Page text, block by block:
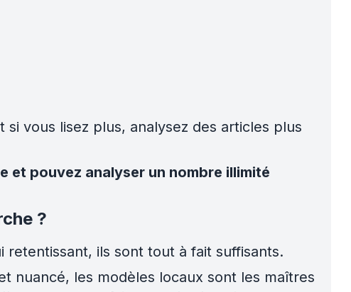
vous lisez plus, analysez des articles plus
et pouvez analyser un nombre illimité
?
ils sont tout à fait suffisants.
nuancé, les modèles locaux sont les maîtres